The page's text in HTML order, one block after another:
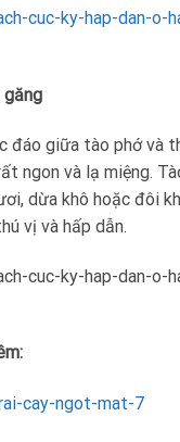
găng
đáo giữa tào phớ và
ngon và lạ miệng.
dừa khô hoặc đôi
vị và hấp dẫn.